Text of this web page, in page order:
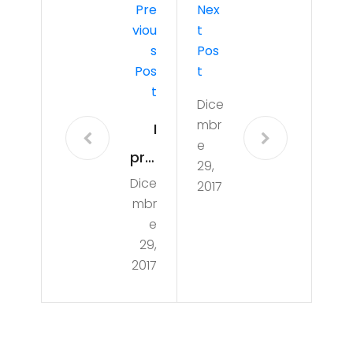
Pre
Viou
S
Pos
T
I
prin
cipi
S.O.
L.I.D
. –
DIP
Dice
mbr
e
29,
2017
Nex
T
Pos
T
Dice
mbr
e
29,
2017